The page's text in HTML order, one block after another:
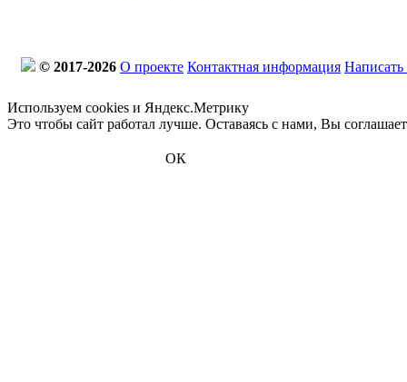
© 2017-2026 О проекте Контактная информация
Используем cookies и Яндекс.Метрику
Это чтобы сайт работал лучше. Оставаясь с нами, Вы
ОК